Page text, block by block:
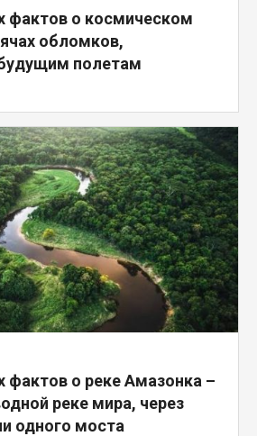
фактов о космическом
обломков,
полетам
фактов о реке Амазонка –
реке мира, через
одного моста